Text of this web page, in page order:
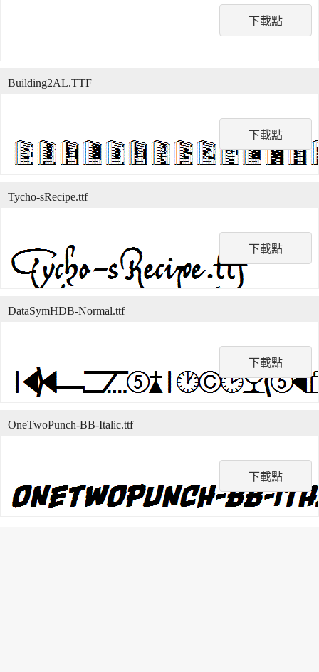
下載點
下載點
Building2AL.TTF
下載點
Tycho-sRecipe.ttf
下載點
DataSymHDB-Normal.ttf
下載點
OneTwoPunch-BB-Italic.ttf